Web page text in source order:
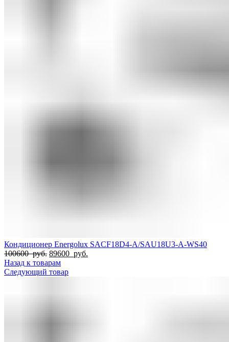
Кондиционер Energolux SACF18D4-A/SAU18U3-A-WS40
100600руб. Первоначальная
цена
составляла
89600 руб.
Назад к товарам
Следующий товар